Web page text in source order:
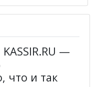
—
что и так